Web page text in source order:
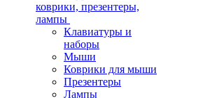
коврики, презентеры,
лампы
Клавиатуры и
наборы
Мыши
Коврики для мыши
Презентеры
Лампы